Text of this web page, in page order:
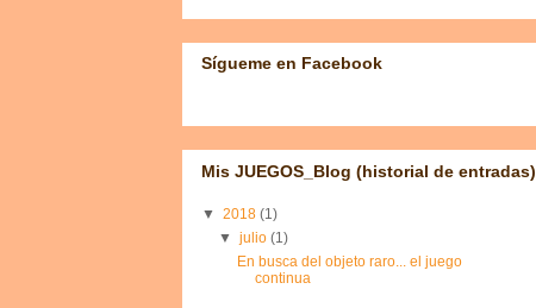
Sígueme en Facebook
Mis JUEGOS_Blog (historial de entradas)
▼ 2018 (1)
▼julio(1)
En busca del objeto raro... el juego
continua